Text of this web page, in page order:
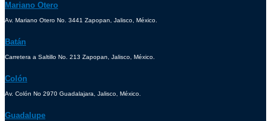
Mariano Otero
Av. Mariano Otero No. 3441 Zapopan, Jalisco, México.
Batán
Carretera a Saltillo No. 213 Zapopan, Jalisco, México.
Colón
Av. Colón No 2970 Guadalajara, Jalisco, México.
Guadalupe